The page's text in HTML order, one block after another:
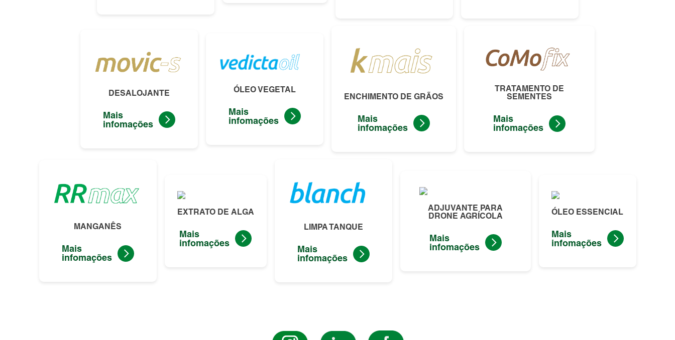
DESALOJANTE
Mais
infomações
ÓLEO VEGETAL
Mais
infomações
ENCHIMENTO DE GRÃOS
Mais
infomações
TRATAMENTO DE
SEMENTES
Mais
infomações
MANGANÊS
Mais
infomações
EXTRATO DE ALGA
Mais
infomações
LIMPA TANQUE
Mais
infomações
ADJUVANTE PARA
DRONE AGRÍCOLA
Mais
infomações
ÓLEO ESSENCIAL
Mais
infomações